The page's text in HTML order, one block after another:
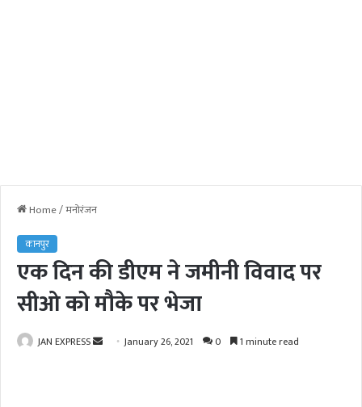
Home/मनोरंजन
कानपुर
एक दिन की डीएम ने जमीनी विवाद पर
सीओ को मौके पर भेजा
JAN EXPRESS January 26, 2021 0 1 minute read